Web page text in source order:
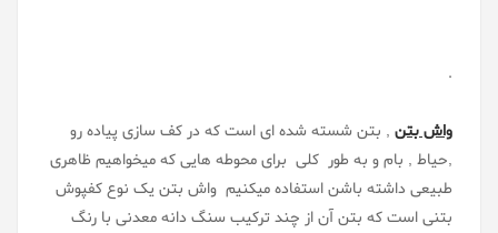
.
واش بتن , بتن شسته شده ای است که در کف سازی پیاده رو
,حیاط , بام و به طور کلی برای محوطه هایی که میخواهیم ظاهری
طبیعی داشته باشن استفاده میکنیم واش بتن یک نوع کفپوش
بتنی است که بتن آن از چند ترکیب سنگ دانه معدنی با رنگ